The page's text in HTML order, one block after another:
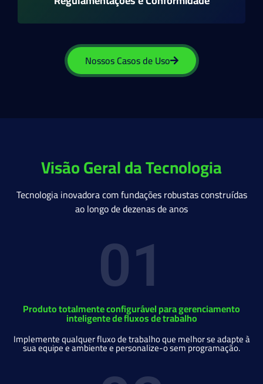
Nossos Casos de Uso
Visão Geral da Tecnologia
Tecnologia inovadora com fundações robustas construídas
ao longo de dezenas de anos
01
Produto totalmente configurável para gerenciamento
inteligente de fluxos de trabalho
Implemente qualquer fluxo de trabalho que melhor se adapte à
sua equipe e ambiente e personalize-o sem programação.